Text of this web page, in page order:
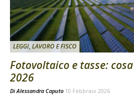
LEGGI, LAVORO E FISCO
Fotovoltaico e tasse:
2026
DiAlessandra Caputo 10 Febbraio 2026